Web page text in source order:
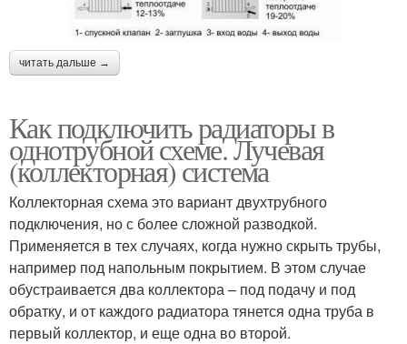
читать дальше →
Как подключить радиаторы в
однотрубной схеме. Лучевая
(коллекторная) система
Коллекторная схема это вариант двухтрубного
подключения, но с более сложной разводкой.
Применяется в тех случаях, когда нужно скрыть трубы,
например под напольным покрытием. В этом случае
обустраивается два коллектора – под подачу и под
обратку, и от каждого радиатора тянется одна труба в
первый коллектор, и еще одна во второй.